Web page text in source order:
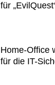
für
Home-Office
für die IT-